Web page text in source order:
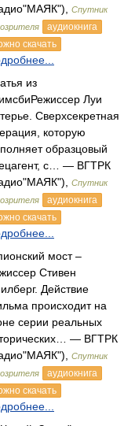
Спутник
аудиокнига
скачать
из
Луи
Сверхсекретная
которую
образцовый
с… — ВГТРК
Спутник
аудиокнига
скачать
мост –
Стивен
Действие
происходит на
серии реальных
— ВГТРК
Спутник
аудиокнига
скачать